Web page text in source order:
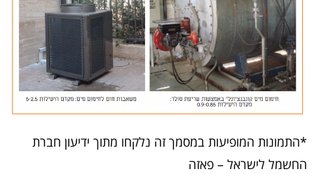
*התמונות המופיעות במסמך זה נלקחו מתוך ידיעון חברת
החשמל לישראל – פאזה